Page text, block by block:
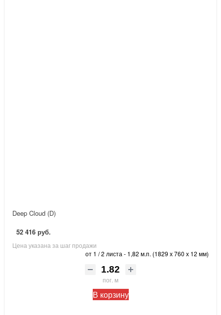
Deep Cloud (D)
52 416 руб.
Цена указана за шаг продажи
от 1 / 2 листа - 1,82 м.п. (1829 х 760 х 12 мм)
пог. м
В корзину